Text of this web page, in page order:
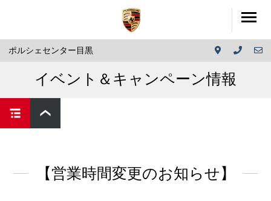
ポルシェセンター目黒
イベント＆キャンペーン情報
【営業時間変更のお知らせ】